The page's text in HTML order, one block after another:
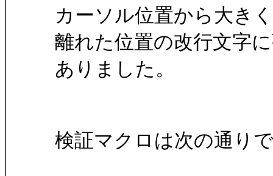
カーソル位置から大きく
離れた位置の改行文字
ありました。
検証マクロは次の通り